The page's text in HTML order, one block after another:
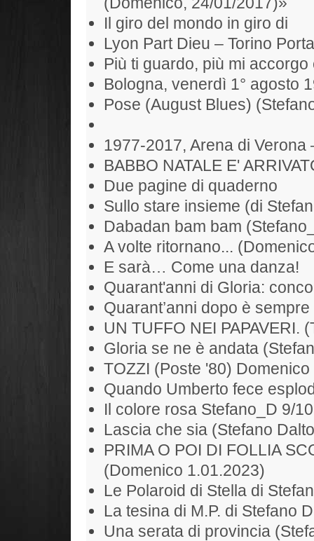
Il giro del mondo in giro di
Lyon Part Dieu – Torino
Più ti guardo, più mi accorgo
Bologna, venerdì 1° agosto
Pose (August Blues)
1977-2017, Arena di
BABBO NATALE E'
Due pagine di quaderno
Sullo stare insieme (di
Dabadan bam bam
A volte ritornano...
E sarà… Come una danza!
Quarant'anni di Gloria:
Quarant’anni dopo è
UN TUFFO NEI PAPAVERI.
Gloria se ne è andata
TOZZI (Poste '80)
Quando Umberto fece
Il colore rosa Stefano_D 9/
Lascia che sia (Stefano
PRIMA O POI DI FOLLIA
(Domenico 1.01.2023)
Le Polaroid di Stella di
La tesina di M.P. di Stefano
Una serata di provincia